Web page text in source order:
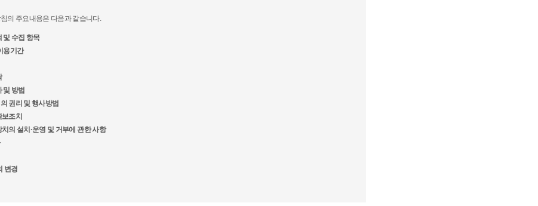
의 주요내용은 다음과 같습니다.
및 수집 항목
용기간
및 방법
권리 및 행사방법
조치
의 설치·운영 및 거부에 관한 사항
변경